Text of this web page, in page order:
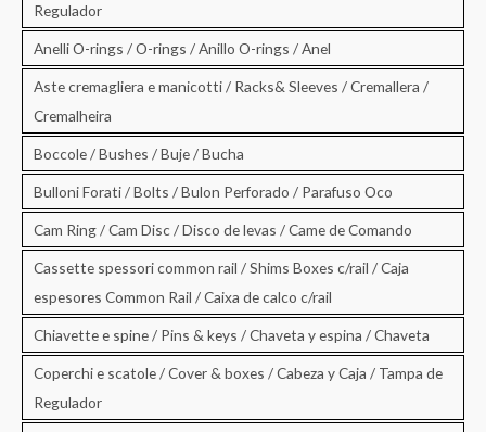
Regulador
Anelli O-rings / O-rings / Anillo O-rings / Anel
Aste cremagliera e manicotti / Racks& Sleeves / Cremallera /
Cremalheira
Boccole / Bushes / Buje / Bucha
Bulloni Forati / Bolts / Bulon Perforado / Parafuso Oco
Cam Ring / Cam Disc / Disco de levas / Came de Comando
Cassette spessori common rail / Shims Boxes c/rail / Caja
espesores Common Rail / Caixa de calco c/rail
Chiavette e spine / Pins & keys / Chaveta y espina / Chaveta
Coperchi e scatole / Cover & boxes / Cabeza y Caja / Tampa de
Regulador